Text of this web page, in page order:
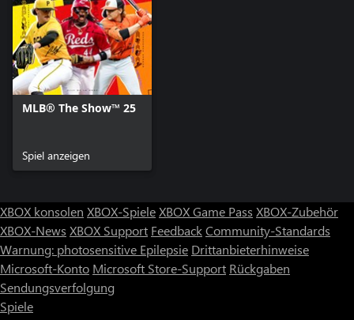
MLB® The Show™ 25
Spiel anzeigen
XBOX konsolen XBOX-SpieleXBOX Game Pass XBOX-Zubehör
XBOX-News XBOX Support FeedbackCommunity-Standards
Warnung: photosensitive Epilepsie Drittanbieterhinweise
Microsoft-Konto Microsoft Store-Support Rückgaben
Sendungsverfolgung
Spiele